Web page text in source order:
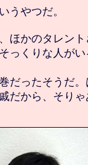
うやつだ。
ほかのタレン
っくりな人が
だったそうだ。